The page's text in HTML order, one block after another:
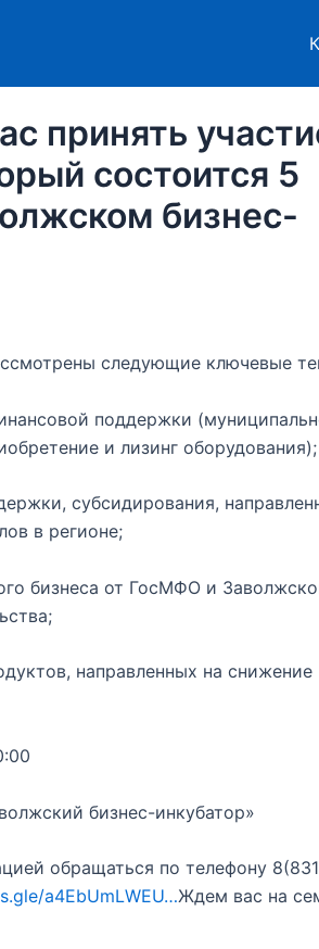
принять
состоится 5
бизнес-
следующие ключевые
поддержки
и лизинг оборудования);
субсидирования,
в регионе;
бизнеса от ГосМФО и
направленных на снижение
бизнес-инкубатор»
обращаться по телефону
a4EbUmLWEU…Ждем вас на